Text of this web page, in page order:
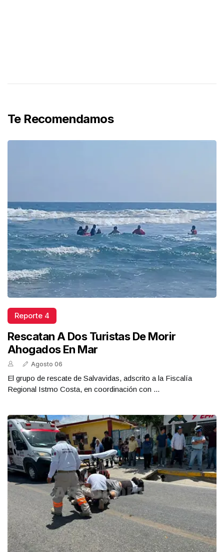
Te Recomendamos
Reporte 4
Rescatan A Dos Turistas De Morir
Ahogados En Mar
Agosto 06
El grupo de rescate de Salvavidas, adscrito a la Fiscalía
Regional Istmo Costa, en coordinación con ...